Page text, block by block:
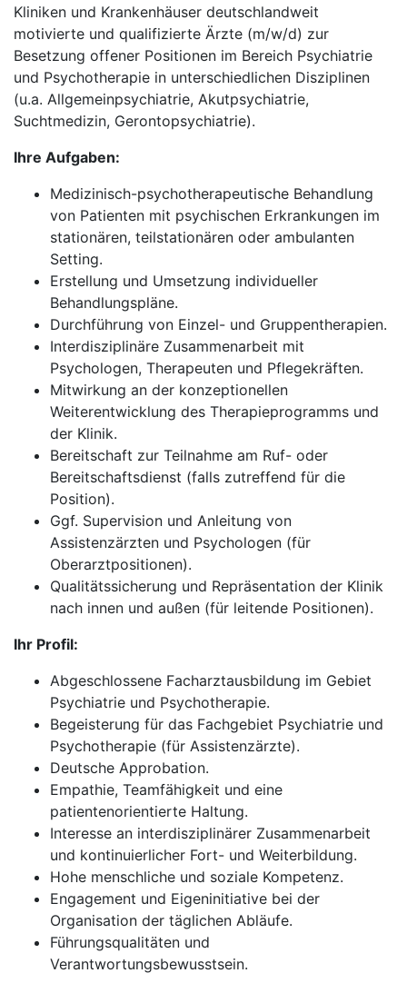
Kliniken und Krankenhäuser deutschlandweit
motivierte und qualifizierte Ärzte (m/w/d) zur
Besetzung offener Positionen im Bereich Psychiatrie
und Psychotherapie in unterschiedlichen Disziplinen
(u.a. Allgemeinpsychiatrie, Akutpsychiatrie,
Suchtmedizin, Gerontopsychiatrie).
Ihre Aufgaben:
Medizinisch-psychotherapeutische Behandlung
von Patienten mit psychischen Erkrankungen im
stationären, teilstationären oder ambulanten
Setting.
Erstellung und Umsetzung individueller
Behandlungspläne.
Durchführung von Einzel- und Gruppentherapien.
Interdisziplinäre Zusammenarbeit mit
Psychologen, Therapeuten und Pflegekräften.
Mitwirkung an der konzeptionellen
Weiterentwicklung des Therapieprogramms und
der Klinik.
Bereitschaft zur Teilnahme am Ruf- oder
Bereitschaftsdienst (falls zutreffend für die
Position).
Ggf. Supervision und Anleitung von
Assistenzärzten und Psychologen (für
Oberarztpositionen).
Qualitätssicherung und Repräsentation der Klinik
nach innen und außen (für leitende Positionen).
Ihr Profil:
Abgeschlossene Facharztausbildung im Gebiet
Psychiatrie und Psychotherapie.
Begeisterung für das Fachgebiet Psychiatrie und
Psychotherapie (für Assistenzärzte).
Deutsche Approbation.
Empathie, Teamfähigkeit und eine
patientenorientierte Haltung.
Interesse an interdisziplinärer Zusammenarbeit
und kontinuierlicher Fort- und Weiterbildung.
Hohe menschliche und soziale Kompetenz.
Engagement und Eigeninitiative bei der
Organisation der täglichen Abläufe.
Führungsqualitäten und
Verantwortungsbewusstsein.